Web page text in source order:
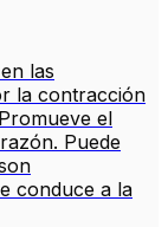
las
la contracción
el
Puede
conduce a la